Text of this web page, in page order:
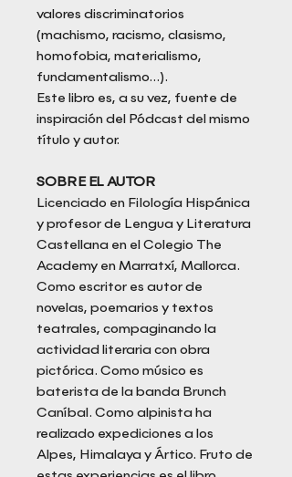
valores discriminatorios
(machismo, racismo, clasismo,
homofobia, materialismo,
fundamentalismo...).
Este libro es, a su vez, fuente de
inspiración del Pódcast del mismo
título y autor.
SOBRE EL AUTOR
Licenciado en Filología Hispánica
y profesor de Lengua y Literatura
Castellana en el Colegio The
Academy en Marratxí, Mallorca.
Como escritor es autor de
novelas, poemarios y textos
teatrales, compaginando la
actividad literaria con obra
pictórica. Como músico es
baterista de la banda Brunch
Caníbal. Como alpinista ha
realizado expediciones a los
Alpes, Himalaya y Ártico. Fruto de